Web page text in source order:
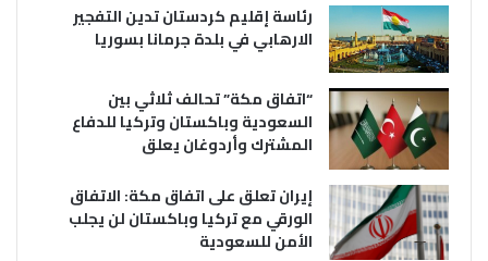
رئاسة إقليم كردستان تدين التفجير
الارهابي في بلدة جرمانا بسوريا
“اتفاق مكة” تحالف ثلاثي بين
السعودية وباكستان وتركيا للدفاع
المشترك وأردوغان يعلق
إيران تعلق على اتفاق مكة: الاتفاق
الورقي مع تركيا وباكستان لن يجلب
الأمن للسعودية